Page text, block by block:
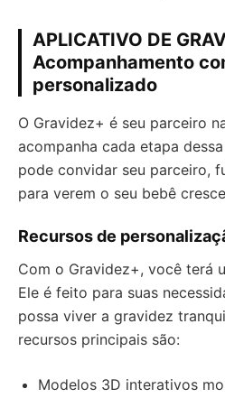
APLICATIVO DE
Acompanhamento
personalizado
O Gravidez+ é seu parceiro
acompanha cada etapa
pode convidar seu parceiro,
para verem o seu bebê
Recursos de
Com o Gravidez+, você terá
Ele é feito para suas
possa viver a gravidez
recursos principais são:
Modelos 3D interativos